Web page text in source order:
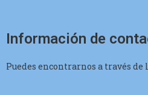
Información de
Puedes encontrarnos a través